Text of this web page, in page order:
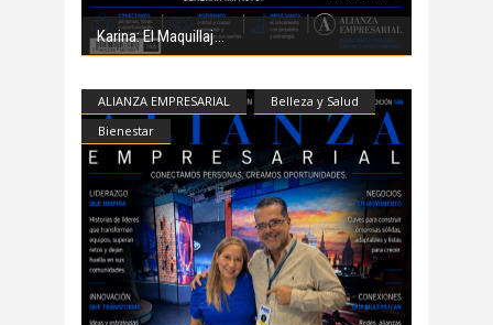
Karina: El Maquillaj
ALIANZA EMPRESARIAL
Belleza y Salud
Bienestar